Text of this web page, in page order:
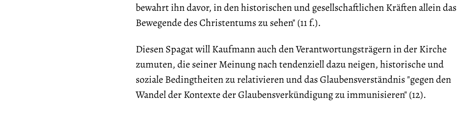
bewahrt ihn davor, in den historischen und gesellschaftlichen Kräften allein das
Bewegende des Christentums zu sehen" (11 f.).
Diesen Spagat will Kaufmann auch den Verantwortungsträgern in der Kirche
zumuten, die seiner Meinung nach tendenziell dazu neigen, historische und
soziale Bedingtheiten zu relativieren und das Glaubensverständnis "gegen den
Wandel der Kontexte der Glaubensverkündigung zu immunisieren" (12).